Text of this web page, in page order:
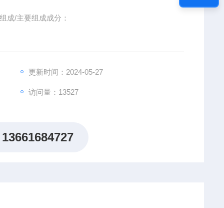
成/主要组成成分：
更新时间：2024-05-27
访问量：13527
13661684727